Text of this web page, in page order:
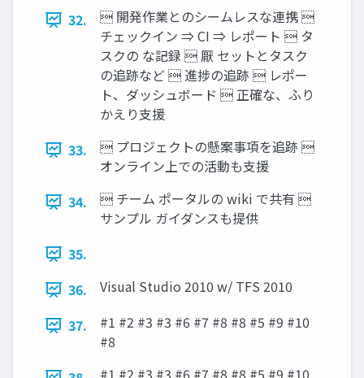
32.
 開発作業とのシームレスな連携 
チェックイン ⇒ CI ⇒ レポート  タ
スクの な記録  厭 セットとタスク
の追跡など  進捗の追跡  レポー
ト、ダッシュボード  正確な、ふり
かえり支援
33.
 プロジェクトの懸案事項を追跡 
オンライン上での活動も支援
34.
 チーム ポータルの wiki で共有 
サンプル ガイダンスも提供
35.
36.
Visual Studio 2010 w/ TFS 2010
37.
#1 #2 #3 #3 #6 #7 #8 #8 #5 #9 #10
#8
#1 #2 #3 #3 #6 #7 #8 #8 #5 #9 #10